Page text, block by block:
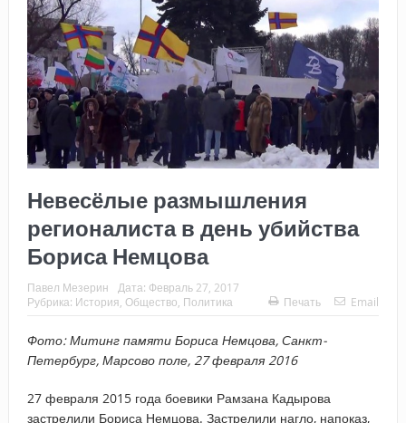
Невесёлые размышления
регионалиста в день убийства
Бориса Немцова
Павел Мезерин Дата: Февраль 27, 2017
Рубрика: История, Общество, Политика Печать Email
Фото: Митинг памяти Бориса Немцова, Санкт-
Петербург, Марсово поле, 27 февраля 2016
27 февраля 2015 года боевики Рамзана Кадырова
застрелили Бориса Немцова. Застрелили нагло, напоказ,